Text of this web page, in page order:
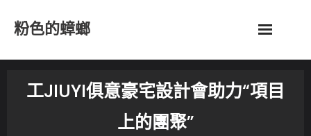
粉色的蟑螂
工JIUYI俱意豪宅設計會助力“項目
上的團聚”